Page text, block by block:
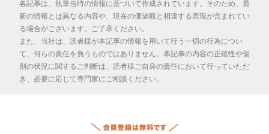
各記事は、執筆当時の情報に基づいて作成されています。そのため、最
新の情報とは異なる内容や、現在の価値観と相違する表現が含まれてい
る場合がございます。ご了承ください。
また、当社は、読者様が本記事の情報を用いて行う一切の行為につい
て、何らの責任を負うものではありません。本記事の内容の正確性や個
別の状況に関するご判断は、読者様ご自身の責任において行っていただ
き、必要に応じて専門家にご相談ください。